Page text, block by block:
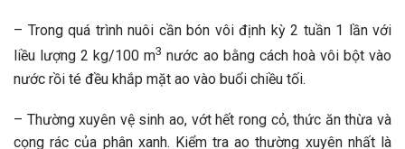
– Trong quá trình nuôi cần bón vôi định kỳ 2 tuần 1 lần với
liều lượng 2 kg/100 m3 nước ao bằng cách hoà vôi bột vào
nước rồi té đều khắp mặt ao vào buổi chiều tối.
– Thường xuyên vệ sinh ao, vớt hết rong cỏ, thức ăn thừa và
cọng rác của phân xanh. Kiểm tra ao thường xuyên nhất là